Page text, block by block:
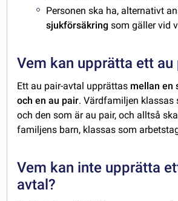
Personen ska ha, alternativt
sjukförsäkring som gäller vid
Vem kan upprätta ett au
Ett au pair-avtal upprättas mellan en
och en au pair. Värdfamiljen klassas
och den som är au pair, och alltså
familjens barn, klassas som
Vem kan inte upprätta
avtal?